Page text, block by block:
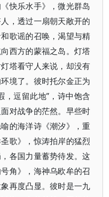
快乐水手》，微光群岛
，透过一扇朝天敞开的
歌谣的召唤，渴望与精
西方的蒙福之岛。灯塔
塔看守人来说，却没有
境了。彼时托尔金正为
，逗留此地”，诗中饱含
对战争的茫然。早些时
的海洋诗《潮汐》，重
歌》，惊涛拍岸的猛烈
各国力量蓄势待发。这
角》，海神乌欧牟的召
再度凸显。彼时是一九